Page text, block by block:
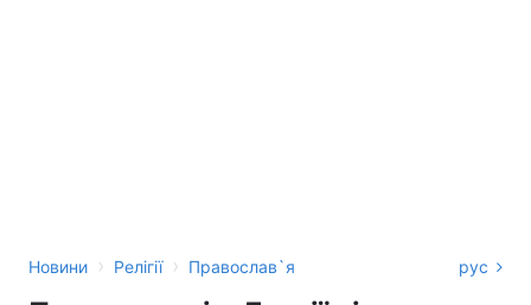
Новини › Релігії › Православ`я рус